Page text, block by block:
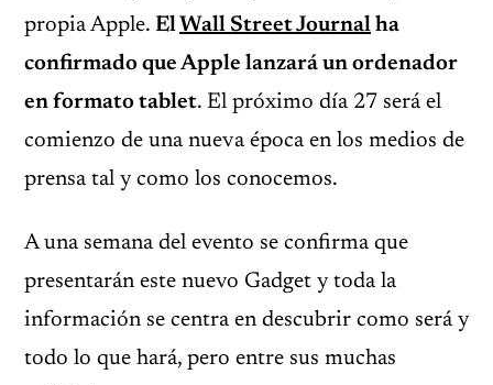
propia Apple. El Wall Street Journal ha
confirmado que Apple lanzará un ordenador
en formato tablet. El próximo día 27 será el
comienzo de una nueva época en los medios de
prensa tal y como los conocemos.
A una semana del evento se confirma que
presentarán este nuevo Gadget y toda la
información se centra en descubrir como será y
todo lo que hará, pero entre sus muchas